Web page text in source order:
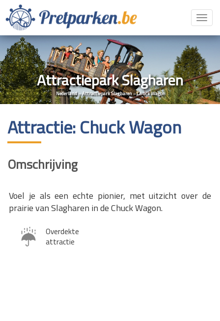
Attractiepark Slagharen
Nederland»Attractiepark Slagharen»Chuck Wagon
Attractie: Chuck Wagon
Omschrijving
Voel je als een echte pionier, met uitzicht over de
prairie van Slagharen in de Chuck Wagon.
Overdekte
attractie